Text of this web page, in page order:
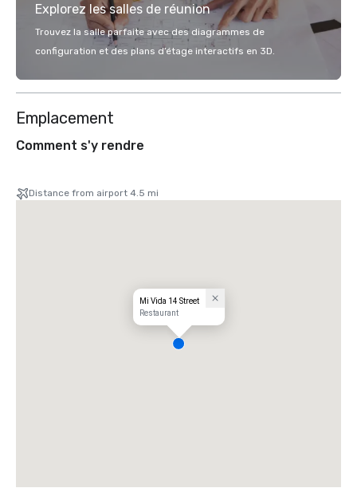
Explorez les salles de réunion
Trouvez la salle parfaite avec des diagrammes de
configuration et des plans d’étage interactifs en 3D.
Emplacement
Comment s'y rendre
Distance from airport 4.5 mi
Mi Vida 14 Street
Restaurant